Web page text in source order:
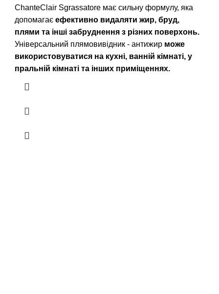
ChanteClair Sgrassatore має сильну формулу, яка
допомагає ефективно видаляти жир, бруд,
плями та інші забруднення з різних поверхонь.
Універсальний плямовивідник - антижир може
використовуватися на кухні, ванній кімнаті, у
пральній кімнаті та інших приміщеннях.